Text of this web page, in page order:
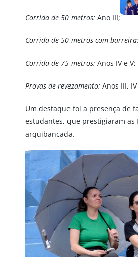
Corrida de 50 metros: Ano III;
Corrida de 50 metros com barreira:
Corrida de 75 metros: Anos IV e V;
Provas de revezamento: Anos III,
Um destaque foi a presença de
estudantes, que prestigiaram as
arquibancada.